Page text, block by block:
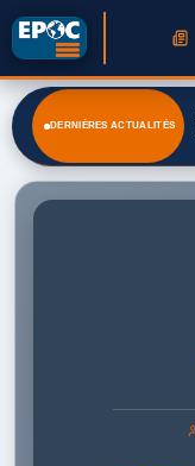
DERNIÈRES ACTUALITÉS